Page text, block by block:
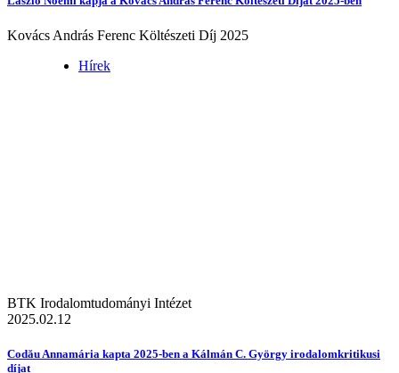
Kovács András Ferenc Költészeti Díj 2025
Hírek
BTK Irodalomtudományi Intézet
2025.02.12
Codău Annamária kapta 2025-ben a Kálmán C. György irodalomkritikusi
díjat